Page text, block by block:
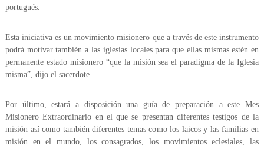
portugués.
Esta iniciativa es un movimiento misionero que a través de este instrumento
podrá motivar también a las iglesias locales para que ellas mismas estén en
permanente estado misionero “que la misión sea el paradigma de la Iglesia
misma”, dijo el sacerdote.
Por último, estará a disposición una guía de preparación a este Mes
Misionero Extraordinario en el que se presentan diferentes testigos de la
misión así como también diferentes temas como los laicos y las familias en
misión en el mundo, los consagrados, los movimientos eclesiales, las